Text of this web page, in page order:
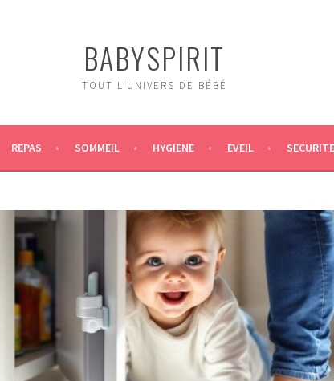
BABYSPIRIT
TOUT L'UNIVERS DE BÉBÉ
REPAS SOMMEIL HYGIENE EVEIL SECURITE